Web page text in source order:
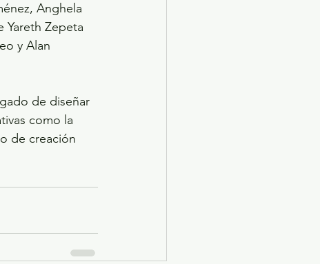
Anghela
Yareth Zepeta
y Alan
de diseñar
como la
de creación